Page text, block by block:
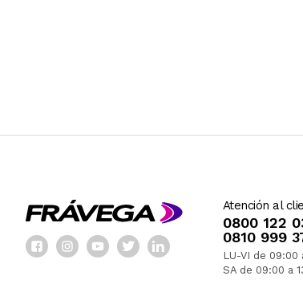
Atención al
0800 122
0810 999
LU-VI de 09:00
SA de 09:00 a